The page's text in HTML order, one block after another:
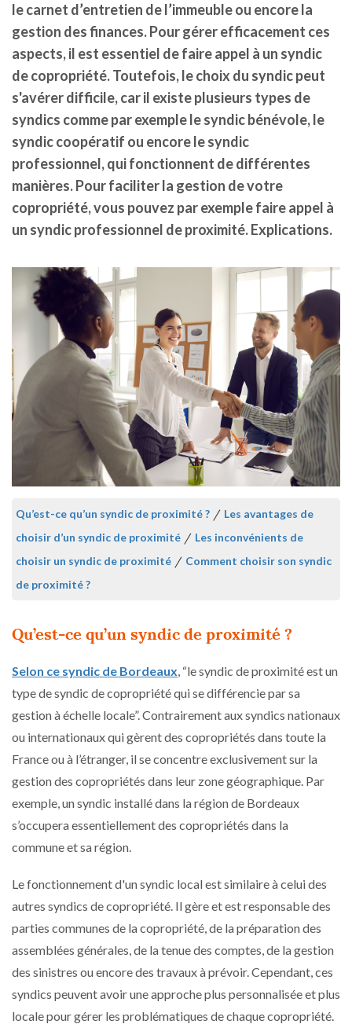
le carnet d’entretien de l’immeuble ou encore la
gestion des finances. Pour gérer efficacement ces
aspects, il est essentiel de faire appel à un syndic
de copropriété. Toutefois, le choix du syndic peut
s'avérer difficile, car il existe plusieurs types de
syndics comme par exemple le syndic bénévole, le
syndic coopératif ou encore le syndic
professionnel, qui fonctionnent de différentes
manières. Pour faciliter la gestion de votre
copropriété, vous pouvez par exemple faire appel à
un syndic professionnel de proximité. Explications.
Qu’est-ce qu’un syndic de proximité ? / Les avantages de
choisir d’un syndic de proximité / Les inconvénients de
choisir un syndic de proximité / Comment choisir son syndic
de proximité ?
Qu’est-ce qu’un syndic de proximité ?
Selon ce syndic de Bordeaux , “le syndic de proximité est un
type de syndic de copropriété qui se différencie par sa
gestion à échelle locale”. Contrairement aux syndics nationaux
ou internationaux qui gèrent des copropriétés dans toute la
France ou à l’étranger, il se concentre exclusivement sur la
gestion des copropriétés dans leur zone géographique. Par
exemple, un syndic installé dans la région de Bordeaux
s’occupera essentiellement des copropriétés dans la
commune et sa région.
Le fonctionnement d'un syndic local est similaire à celui des
autres syndics de copropriété. Il gère et est responsable des
parties communes de la copropriété, de la préparation des
assemblées générales, de la tenue des comptes, de la gestion
des sinistres ou encore des travaux à prévoir. Cependant, ces
syndics peuvent avoir une approche plus personnalisée et plus
locale pour gérer les problématiques de chaque copropriété.